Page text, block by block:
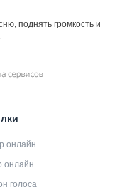
поднять громкость и
онлайн
онлайн
голоса